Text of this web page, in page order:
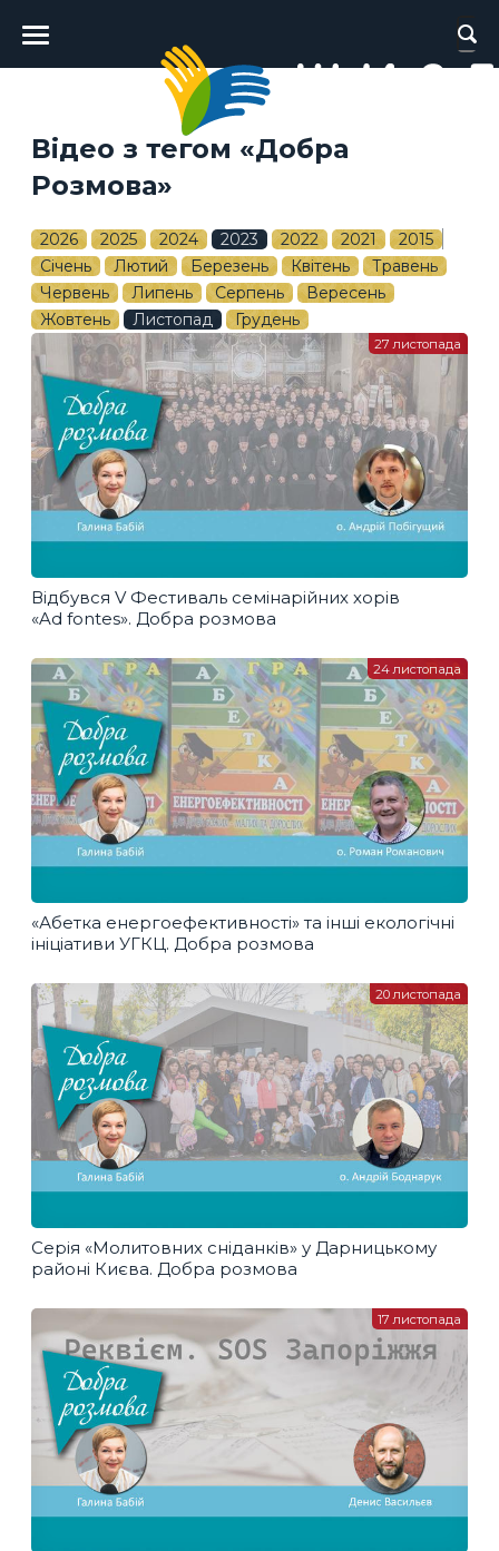
Головне
меню
Відео з тегом «Добра
Розмова»
2026 2025 2024 2023 2022 2021
2015
Січень
Лютий Березень Квітень
Травень
Червень
Липень Серпень
Вересень
Жовтень
Листопад Грудень
Відбувся V Фестиваль семінарійних хорів
«Ad fontes». Добра розмова
27 листопада
«Абетка енергоефективності» та інші екологічні
ініціативи УГКЦ. Добра розмова
24 листопада
Серія «Молитовних сніданків» у Дарницькому
районі Києва. Добра розмова
20 листопада
17 листопада